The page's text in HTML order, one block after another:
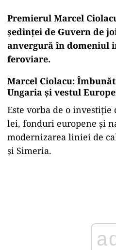
Premierul Marcel
şedinţei de Guvern de
anvergură în domeniul
feroviare.
Marcel Ciolacu:
Ungaria și vestul
Este vorba de o investiţie
lei, fonduri europene şi
modernizarea liniei de
şi Simeria.